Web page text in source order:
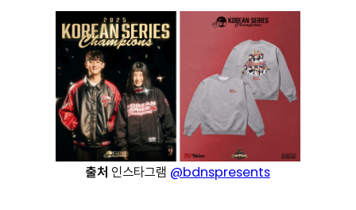
출처 인스타그램 @bdnspresents